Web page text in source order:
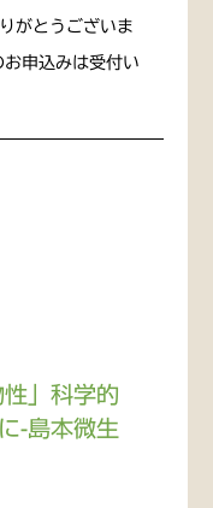
がとうございま
申込みは受付い
」科学的
-島本微生